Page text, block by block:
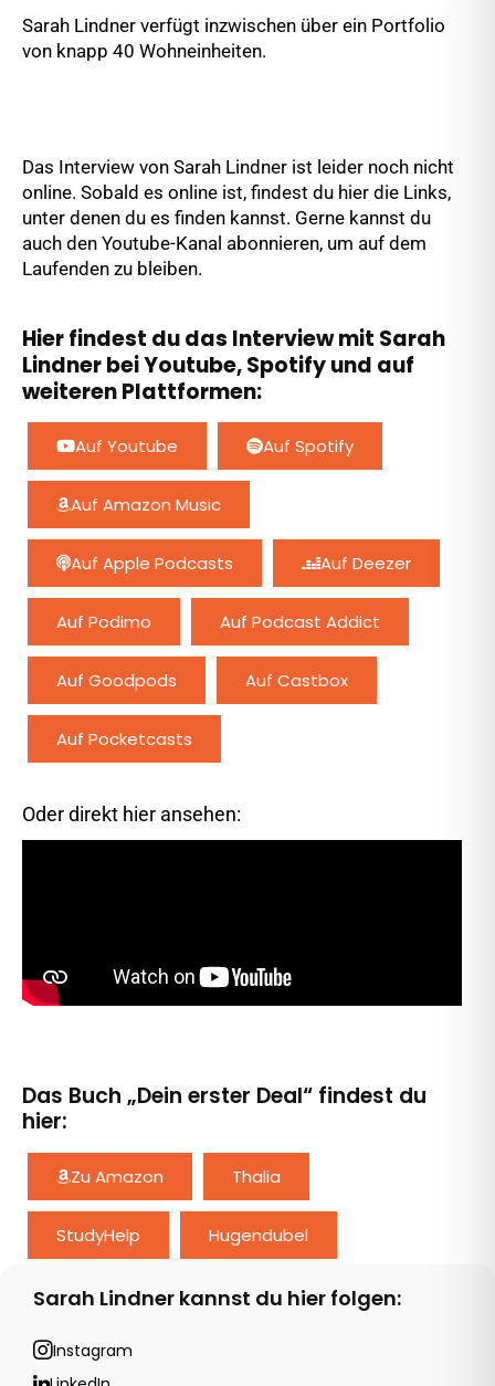
Sarah Lindner verfügt inzwischen über ein Portfolio
von knapp 40 Wohneinheiten.
Das Interview von Sarah Lindner ist leider noch nicht
online. Sobald es online ist, findest du hier die Links,
unter denen du es finden kannst. Gerne kannst du
auch den Youtube-Kanal abonnieren, um auf dem
Laufenden zu bleiben.
Hier findest du das Interview mit Sarah
Lindner bei Youtube, Spotify und auf
weiteren Plattformen:
Auf Youtube Auf Spotify
Auf Amazon Music
Auf Apple Podcasts Auf Deezer
Auf Podimo Auf Podcast Addict
Auf Goodpods Auf Castbox
Auf Pocketcasts
Oder direkt hier ansehen:
Das Buch „Dein erster Deal“ findest du
hier:
Zu Amazon Thalia
StudyHelp Hugendubel
Sarah Lindner kannst du hier folgen:
Instagram
Instagram
LinkedIn
YouTube
Website